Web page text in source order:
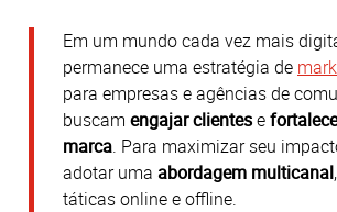
Em um mundo cada vez mais
permanece uma estratégia de
para empresas e agências de
buscam engajar clientese
marca. Para maximizar seu
adotar uma abordagem multicanal
táticas online e offline.